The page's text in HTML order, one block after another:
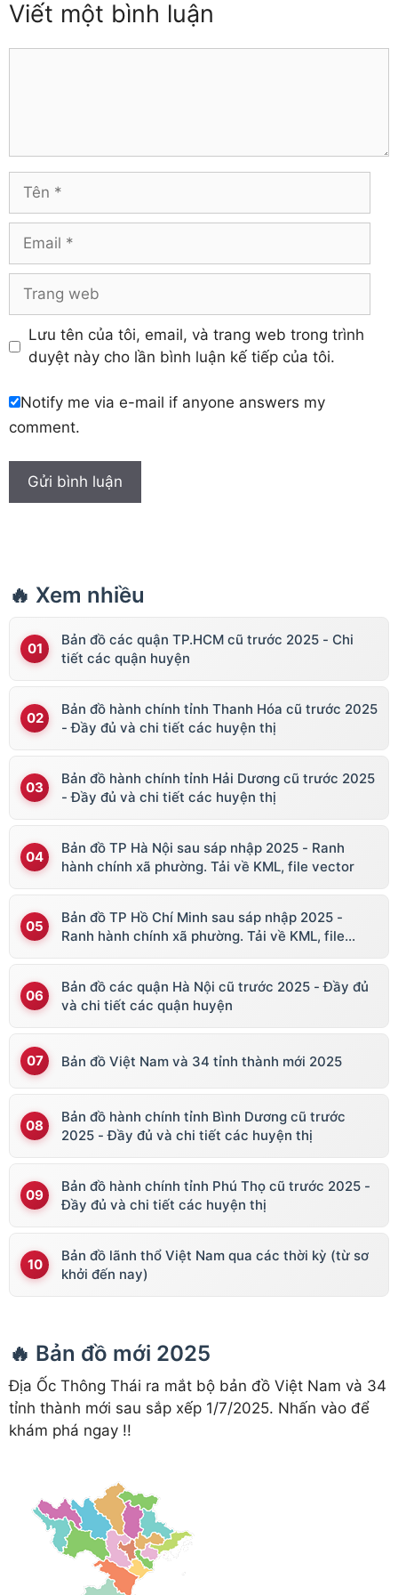
Đồng Tháp
Hòa Bình
Hậu Giang
Hưng Yên
Khánh Hòa
Vĩnh Phúc
Viết một bình luận
Tên
Email
Trang
Lưu tên của tôi, email, và trang web trong trình
duyệt này cho lần bình luận kế tiếp của tôi.
Notify me via e-mail if anyone answers my
comment.
🔥 Xem nhiều
Bản đồ các quận TP.HCM cũ trước 2025 - Chi
tiết các quận huyện
Bản đồ hành chính tỉnh Thanh Hóa cũ trước 2025
- Đầy đủ và chi tiết các huyện thị
Bản đồ hành chính tỉnh Hải Dương cũ trước 2025
- Đầy đủ và chi tiết các huyện thị
Bản đồ TP Hà Nội sau sáp nhập 2025 - Ranh
hành chính xã phường. Tải về KML, file vector
Bản đồ TP Hồ Chí Minh sau sáp nhập 2025 -
Ranh hành chính xã phường. Tải về KML, file
Bản đồ các quận Hà Nội cũ trước 2025 - Đầy đủ
và chi tiết các quận huyện
Bản đồ Việt Nam và 34 tỉnh thành mới 2025
Bản đồ hành chính tỉnh Bình Dương cũ trước
2025 - Đầy đủ và chi tiết các huyện thị
Bản đồ hành chính tỉnh Phú Thọ cũ trước 2025 -
Đầy đủ và chi tiết các huyện thị
Bản đồ lãnh thổ Việt Nam qua các thời kỳ (từ sơ
khởi đến nay)
🔥 Bản đồ mới 2025
Địa Ốc Thông Thái ra mắt bộ bản đồ Việt Nam và 34
tỉnh thành mới sau sắp xếp 1/7/2025. Nhấn vào để
khám phá ngay !!